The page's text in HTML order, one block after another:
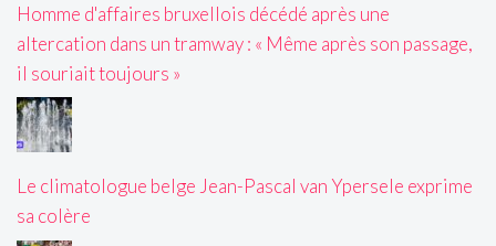
Homme d'affaires bruxellois décédé après une
altercation dans un tramway : « Même après son passage,
il souriait toujours »
Le climatologue belge Jean-Pascal van Ypersele exprime
sa colère